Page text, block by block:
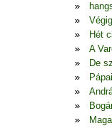
Hét
A
De